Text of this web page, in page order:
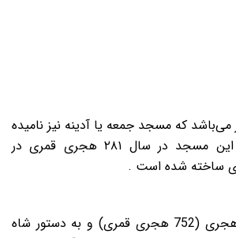
که مسجد جمعه یا آدینه نیز نامیده
می‌شود. بنای اولیه این مسجد در سال ۲۸۱ هجری قمری در
ساخته شده‌ است .
در نیمه‌ قرن هشتم هجری (752 هجری قمری) و به دستور شاه